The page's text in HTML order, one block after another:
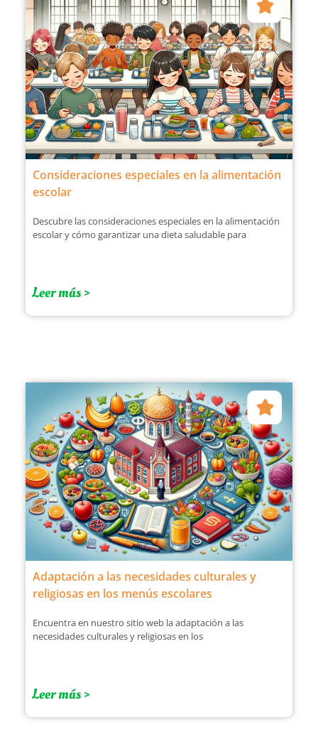
Consideraciones especiales en la alimentación
escolar
Descubre las consideraciones especiales en la alimentación
escolar y cómo garantizar una dieta saludable para
Leer más >
Adaptación a las necesidades culturales y
religiosas en los menús escolares
Encuentra en nuestro sitio web la adaptación a las
necesidades culturales y religiosas en los
Leer más >